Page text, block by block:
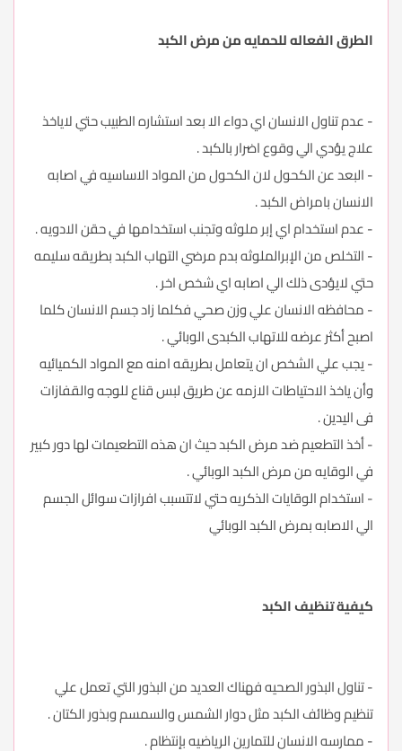
الطرق الفعاله للحمايه من مرض الكبد
- عدم تناول الانسان اي دواء الا بعد استشاره الطبيب حتي لاياخذ
علاج يؤدي الي وقوع اضرار بالكبد .
- البعد عن الكحول لان الكحول من المواد الاساسيه في اصابه
الانسان بامراض الكبد .
- عدم استخدام اي إبر ملوثه وتجنب استخدامها في حقن الادويه .
- التخلص من الإبرالملوثه بدم مرضي التهاب الكبد بطريقه سليمه
حتي لايؤدى ذلك الي اصابه اي شخص اخر .
- محافظه الانسان علي وزن صحي فكلما زاد جسم الانسان كلما
اصبح أكثر عرضه للاتهاب الكبدى الوبائي .
- يجب علي الشخص ان يتعامل بطريقه امنه مع المواد الكميائيه
وأن ياخذ الاحتياطات الازمه عن طريق لبس قناع للوجه والقفازات
فى اليدين .
- أخذ التطعيم ضد مرض الكبد حيث ان هذه التطعيمات لها دور كبير
في الوقايه من مرض الكبد الوبائي .
- استخدام الوقايات الذكريه حتي لاتتسبب افرازات سوائل الجسم
الي الاصابه بمرض الكبد الوبائي
كيفية تنظيف الكبد
- تناول البذور الصحيه فهناك العديد من البذور التي تعمل علي
تنظيم وظائف الكبد مثل دوار الشمس والسمسم وبذور الكتان .
- ممارسه الانسان للتمارين الرياضيه بإنتظام .